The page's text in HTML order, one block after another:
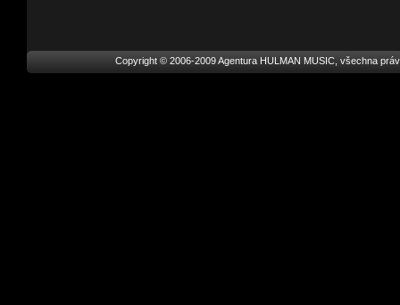
Copyright © 2006-2009 Agentura HULMAN MUSIC, všechna